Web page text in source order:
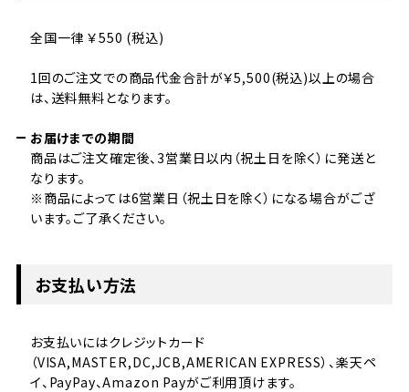
全国一律 ￥550 (税込)
1回のご注文での商品代金合計が￥5,500(税込)以上の場合
は、送料無料となります。
お届けまでの期間
商品はご注文確定後、3営業日以内（祝土日を除く）に発送と
なります。
※商品によっては6営業日（祝土日を除く）になる場合がござ
います。ご了承ください。
お支払い方法
お支払いにはクレジットカード
（VISA,MASTER,DC,JCB,AMERICAN EXPRESS）、楽天ペ
イ、PayPay、Amazon Payがご利用頂けます。